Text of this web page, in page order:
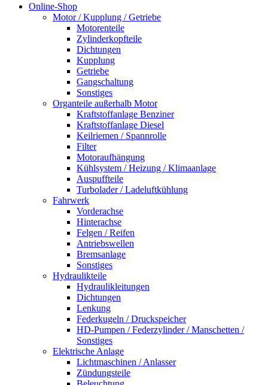
Online-Shop
Motor / Kupplung / Getriebe
Motorenteile
Zylinderkopfteile
Dichtungen
Kupplung
Getriebe
Gangschaltung
Sonstiges
Organteile außerhalb Motor
Kraftstoffanlage Benziner
Kraftstoffanlage Diesel
Keilriemen / Spannrolle
Filter
Motoraufhängung
Kühlsystem / Heizung / Klimaanlage
Auspuffteile
Turbolader / Ladeluftkühlung
Fahrwerk
Vorderachse
Hinterachse
Felgen / Reifen
Antriebswellen
Bremsanlage
Sonstiges
Hydraulikteile
Hydraulikleitungen
Dichtungen
Lenkung
Federkugeln / Druckspeicher
HD-Pumpen / Federzylinder / Manschetten /
Sonstiges
Elektrische Anlage
Lichtmaschinen / Anlasser
Zündungsteile